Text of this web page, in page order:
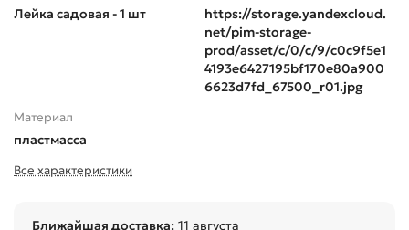
Лейка садовая - 1 шт
https://storage.yandexcloud.
net/pim-storage-
prod/asset/c/0/c/9/c0c9f5e1
4193e6427195bf170e80a900
6623d7fd_67500_r01.jpg
Материал
пластмасса
Все характеристики
Ближайшая доставка: 11 августа